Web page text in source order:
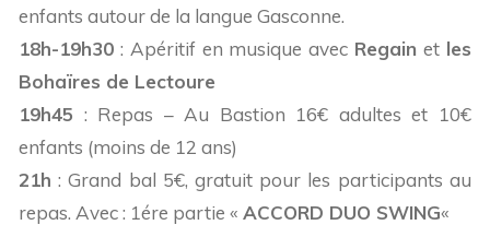
enfants autour de la langue Gasconne.
18h-19h30 : Apéritif en musique avec Regain et les
Bohaïres de Lectoure
19h45 : Repas – Au Bastion 16€ adultes et 10€
enfants (moins de 12 ans)
21h : Grand bal 5€, gratuit pour les participants au
repas. Avec : 1ére partie «ACCORD DUO SWING«